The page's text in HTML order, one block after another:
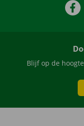
Blijf op de